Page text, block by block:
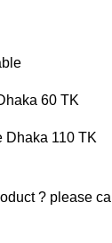
60 TK
110 TK
? please call